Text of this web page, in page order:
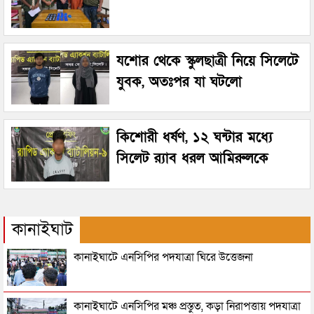
যশোর থেকে স্কুলছাত্রী নিয়ে সিলেটে
যুবক, অতঃপর যা ঘটলো
কিশোরী ধর্ষণ, ১২ ঘন্টার মধ্যে
সিলেট র‌্যাব ধরল আমিরুলকে
কানাইঘাট
কানাইঘাটে এনসিপির পদযাত্রা ঘিরে উত্তেজনা
কানাইঘাটে এনসিপির মঞ্চ প্রস্তুত, কড়া নিরাপত্তায় পদযাত্রা